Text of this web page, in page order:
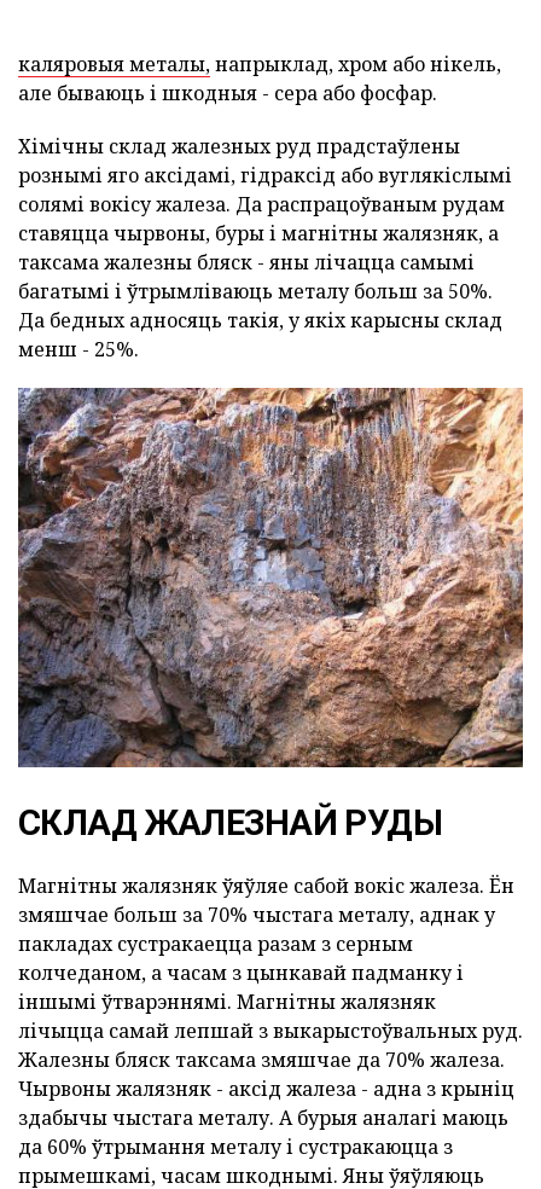
каляровыя металы,напрыклад, хром або нікель,
але бываюць і шкодныя - сера або фосфар.
Хімічны склад жалезных руд прадстаўлены
рознымі яго аксідамі, гідраксід або вуглякіслымі
солямі вокісу жалеза. Да распрацоўваным рудам
ставяцца чырвоны, буры і магнітны жалязняк, а
таксама жалезны бляск - яны лічацца самымі
багатымі і ўтрымліваюць металу больш за 50%.
Да бедных адносяць такія, у якіх карысны склад
менш - 25%.
СКЛАД ЖАЛЕЗНАЙ РУДЫ
Магнітны жалязняк ўяўляе сабой вокіс жалеза. Ён
змяшчае больш за 70% чыстага металу, аднак у
пакладах сустракаецца разам з серным
колчеданом, а часам з цынкавай падманку і
іншымі ўтварэннямі. Магнітны жалязняк
лічыцца самай лепшай з выкарыстоўвальных руд.
Жалезны бляск таксама змяшчае да 70% жалеза.
Чырвоны жалязняк - аксід жалеза - адна з крыніц
здабычы чыстага металу. А бурыя аналагі маюць
да 60% ўтрымання металу і сустракаюцца з
прымешкамі, часам шкоднымі. Яны ўяўляюць